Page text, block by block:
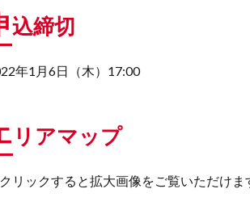
込締切
年1月6日（木）17:00
リアマップ
リックすると拡大画像をご覧いただけま